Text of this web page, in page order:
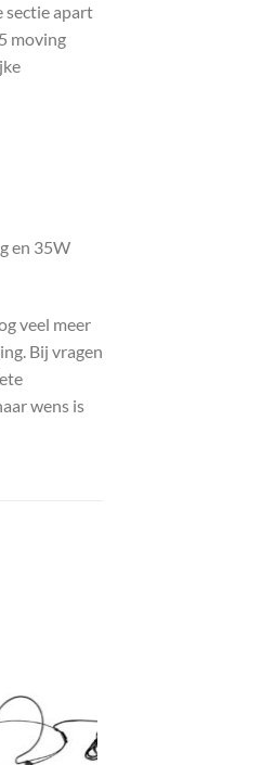
sectie apart
moving
en 35W
veel meer
Bij vragen
wens is
wenslijst